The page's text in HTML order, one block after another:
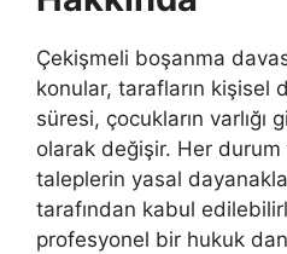
Çekişmeli boşanma
konular, tarafların kişisel
süresi, çocukların varlığı
olarak değişir. Her durum
taleplerin yasal
tarafından kabul
profesyonel bir hukuk